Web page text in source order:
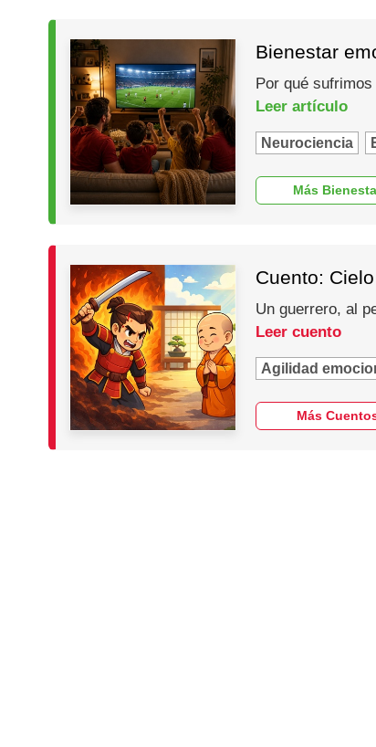
Bienestar
Por qué
Leer artículo
Neurociencia
Más
Cuento:
Un guerrero, al
Leer cuento
Agilidad
Más